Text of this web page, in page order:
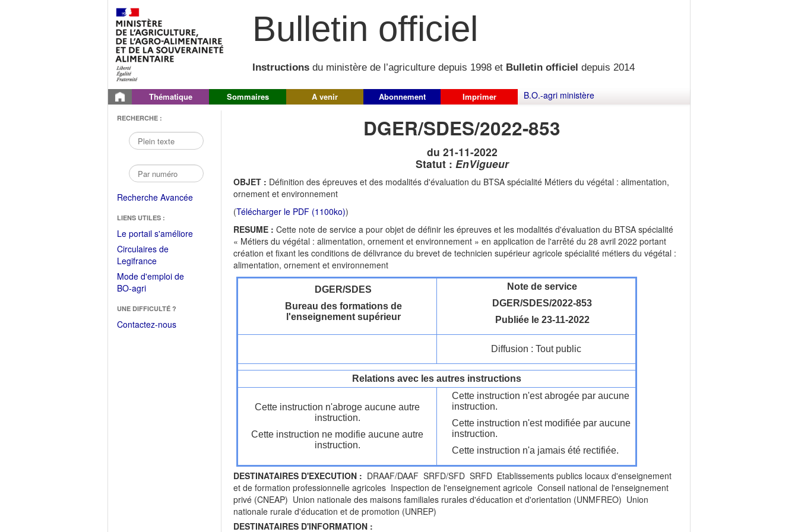
Bulletin officiel
Instructions du ministère de l’agriculture depuis 1998 et Bulletin officiel depuis 2014
Thématique Sommaires A venir Abonnement Imprimer B.O.-agri ministère
RECHERCHE :
Recherche Avancée
LIENS UTILES :
Le portail s'améliore(Fichier
Circulaires de
Legifrance(Ouvrir
dans
une
fenêtre)
Mode d'emploi de
BO-agri(Ouvrir
une
nouvelle
UNE DIFFICULTÉ ?
Contactez-nous
DGER/SDES/2022-853
du 21-11-2022
Statut : EnVigueur
OBJET : Définition des épreuves et des modalités d'évaluation du BTSA spécialité Métiers du végétal : alimentation,
ornement et environnement
(Télécharger le PDF (1100ko))
RESUME : Cette note de service a pour objet de définir les épreuves et les modalités d'évaluation du BTSA spécialité
« Métiers du végétal : alimentation, ornement et environnement » en application de l'arrêté du 28 avril 2022 portant
création et fixant les conditions de délivrance du brevet de technicien supérieur agricole spécialité métiers du végétal :
alimentation, ornement et environnement
DGER/SDES
Bureau des formations de
l'enseignement supérieur
Note de service
DGER/SDES/2022-853
Publiée le 23-11-2022
Diffusion : Tout public
Relations avec les autres instructions
Cette instruction n'abroge aucune autre
instruction.
Cette instruction ne modifie aucune autre
instruction.
Cette instruction n'est abrogée par aucune
instruction.
Cette instruction n'est modifiée par aucune
instruction.
Cette instruction n'a jamais été rectifiée.
DESTINATAIRES D'EXECUTION : DRAAF/DAAF SRFD/SFD SRFD Etablissements publics locaux d'enseignement
et de formation professionnelle agricoles Inspection de l'enseignement agricole Conseil national de l'enseignement
privé (CNEAP) Union nationale des maisons familiales rurales d'éducation et d'orientation (UNMFREO) Union
nationale rurale d'éducation et de promotion (UNREP)
DESTINATAIRES D'INFORMATION :